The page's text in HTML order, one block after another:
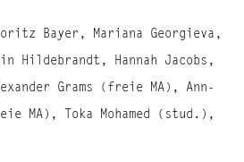
Bayer, Mariana Georgieva,
Hildebrandt, Hannah Jacobs,
Grams (freie MA), Ann-
MA), Toka Mohamed (stud.),